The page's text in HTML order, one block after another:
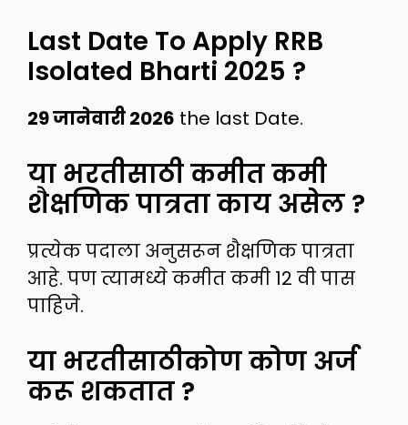
Last Date To Apply RRB
Isolated Bharti 2025 ?
29 जानेवारी 2026 the last Date.
या भरतीसाठी कमीत कमी
शैक्षणिक पात्रता काय असेल ?
प्रत्येक पदाला अनुसरून शैक्षणिक पात्रता
आहे. पण त्यामध्ये कमीत कमी 12 वी पास
पाहिजे.
या भरतीसाठीकोण कोण अर्ज
करू शकतात ?